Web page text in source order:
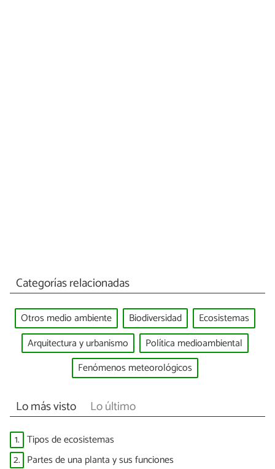
Categorías relacionadas
Otros medio ambiente Biodiversidad
Ecosistemas
Arquitectura y urbanismo
Política medioambiental
Fenómenos meteorológicos
Lo más visto Lo último
1. Tipos de ecosistemas
2. Partes de una planta y sus funciones